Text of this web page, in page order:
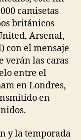
camisetas
británicos
Arsenal,
con el mensaje
verán las caras
entre el
en Londres,
en
y la temporada